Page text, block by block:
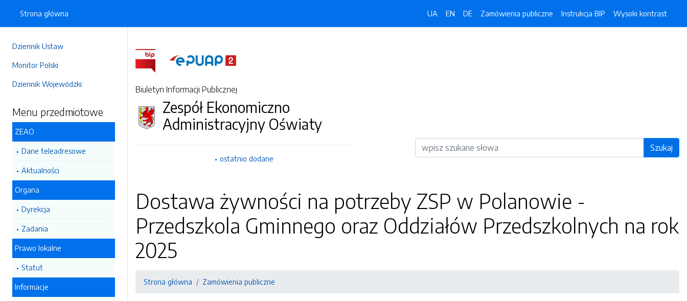
Dziennik Ustaw
Monitor Polski
Dziennik Wojewódzki
Menu przedmiotowe
ZEAO
Dane teleadresowe
Aktualności
Organa
Dyrekcja
Zadania
Prawo lokalne
Statut
Informacje
Strona główna UA EN DE Zamówienia publiczne Instrukcja BIP Wysoki kontrast
Biuletyn Informacji Publicznej
Zespół Ekonomiczno
Administracyjny Oświaty
ostatnio dodane
Wyszukiwarka Szukaj
Dostawa żywności na potrzeby ZSP w Polanowie -
Przedszkola Gminnego oraz Oddziałów Przedszkolnych na rok
2025
Strona główna Zamówienia publiczne